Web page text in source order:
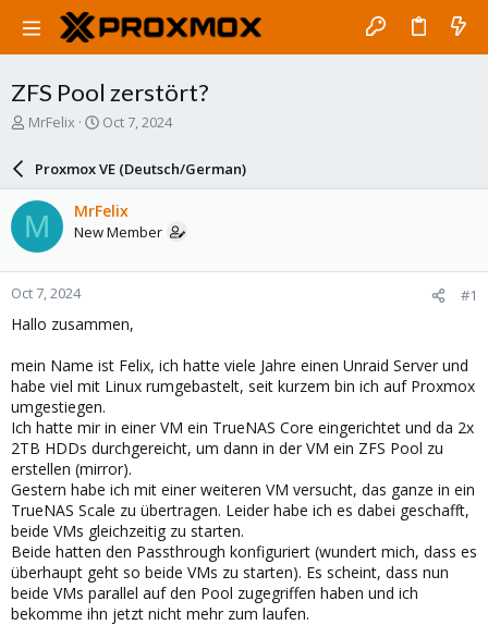
ZFS Pool zerstört?
T
a
d
s
t
a
r
t
e
MrFelix
S
a
r
d
a
e
Oct 7, 2024
Proxmox VE (Deutsch/German)
M MrFelix
New Member
Oct 7, 2024 #1
Hallo zusammen,
mein Name ist Felix, ich hatte viele Jahre einen Unraid Server und
habe viel mit Linux rumgebastelt, seit kurzem bin ich auf Proxmox
umgestiegen.
Ich hatte mir in einer VM ein TrueNAS Core eingerichtet und da 2x
2TB HDDs durchgereicht, um dann in der VM ein ZFS Pool zu
erstellen (mirror).
Gestern habe ich mit einer weiteren VM versucht, das ganze in ein
TrueNAS Scale zu übertragen. Leider habe ich es dabei geschafft,
beide VMs gleichzeitig zu starten.
Beide hatten den Passthrough konfiguriert (wundert mich, dass es
überhaupt geht so beide VMs zu starten). Es scheint, dass nun
beide VMs parallel auf den Pool zugegriffen haben und ich
bekomme ihn jetzt nicht mehr zum laufen.